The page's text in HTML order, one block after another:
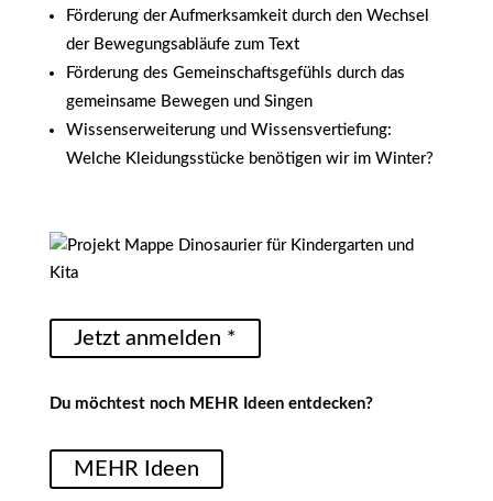
Förderung der Aufmerksamkeit durch den Wechsel
der Bewegungsabläufe zum Text
Förderung des Gemeinschaftsgefühls durch das
gemeinsame Bewegen und Singen
Wissenserweiterung und Wissensvertiefung:
Welche Kleidungsstücke benötigen wir im Winter?
Jetzt anmelden *
Du möchtest noch MEHR Ideen entdecken?
MEHR Ideen